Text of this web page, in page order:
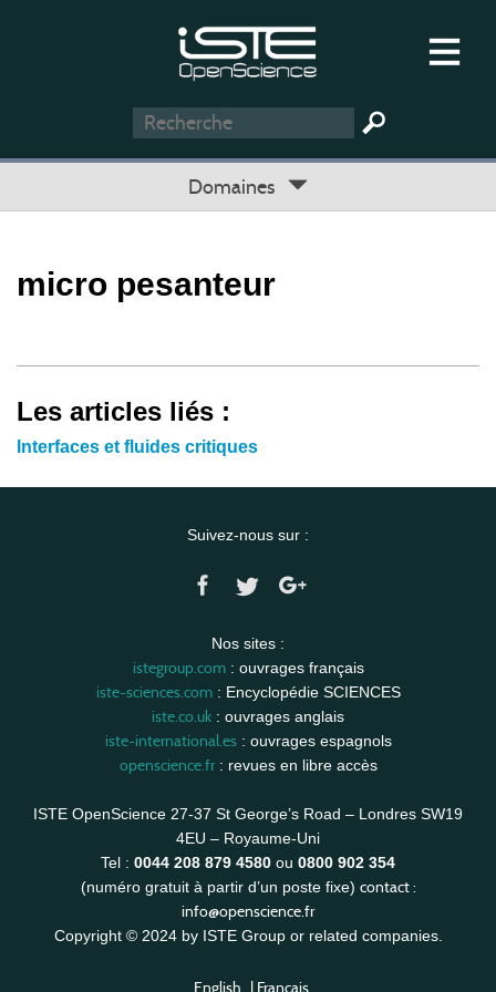
Domaines
micro pesanteur
Les articles liés :
Interfaces et fluides critiques
Suivez-nous sur :
Nos sites :
istegroup.com: ouvrages français
iste-sciences.com: Encyclopédie SCIENCES
iste.co.uk : ouvrages anglais
iste-international.es: ouvrages espagnols
openscience.fr: revues en libre accès
ISTE OpenScience 27-37 St George’s Road – Londres SW19
4EU – Royaume-Uni
Tel : 0044 208 879 4580 ou 0800 902 354
(numéro gratuit à partir d’un poste fixe) contact :
info@openscience.fr
Copyright © 2024 by ISTE Group or related companies.
English | Français